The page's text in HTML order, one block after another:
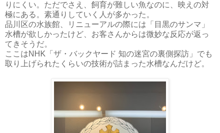
りにくい。ただでさえ、飼育が難しい魚なのに、映えの対
極にある。素通りしていく人が多かった。
品川区の水族館、リニューアルの際には「目黒のサンマ」
水槽が欲しかったけど、お客さんからは微妙な反応が返っ
てきそうだ。
ここはNHK「ザ・バックヤード 知の迷宮の裏側探訪」でも
取り上げられたくらいの技術が詰まった水槽なんだけど。